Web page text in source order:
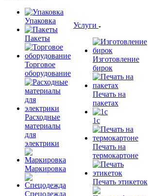
Упаковка
Пакеты
Торговое
оборудование
Расходные
материалы
для
электрики
Маркировка
Спецодежда
Услуги
Изготовление
бирок
Печать на
пакетах
1c
Печать на
термокартоне
Печать этикеток